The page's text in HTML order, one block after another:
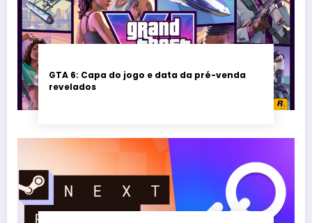
GTA 6: Capa do jogo e data da pré-venda
revelados